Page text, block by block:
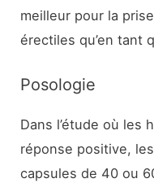
meilleur pour la
érectiles qu’en tant
Posologie
Dans l’étude où les
réponse positive,
capsules de 40 ou